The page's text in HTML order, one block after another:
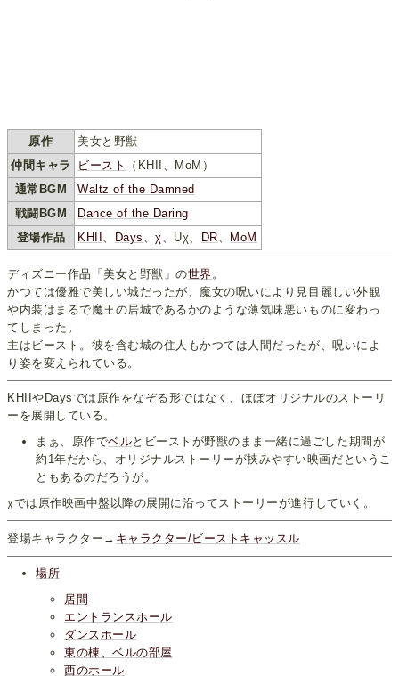
原作
美女と野獣
仲間キャラ
ビースト
（KHII、MoM）
通常BGM
Waltz of the Damned
戦闘BGM
Dance of the Daring
登場作品
KHII 、 Days 、χ、Uχ、 DR、 MoM
ディズニー作品「美女と野獣」の世界 。
かつては優雅で美しい城だったが、魔女の呪いにより見目麗しい外観
や内装はまるで魔王の居城であるかのような薄気味悪いものに変わっ
てしまった。
主はビースト。彼を含む城の住人もかつては人間だったが、呪いによ
り姿を変えられている。
KHIIやDaysでは原作をなぞる形ではなく、ほぼオリジナルのストーリ
ーを展開している。
まぁ、原作でベルとビーストが野獣のまま一緒に過ごした期間が
約1年だから、オリジナルストーリーが挟みやすい映画だというこ
ともあるのだろうが。
χでは原作映画中盤以降の展開に沿ってストーリーが進行していく。
登場キャラクター→ キャラクター/ビーストキャッスル
場所
居間
エントランスホール
ダンスホール
東の棟、ベルの部屋
西のホール